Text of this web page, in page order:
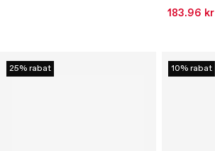
183.96 kr
25% rabat 10% rabat